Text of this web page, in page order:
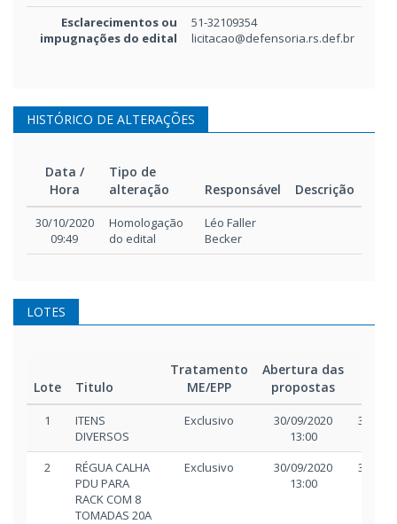
Esclarecimentos ou
impugnações do edital
51-32109354
licitacao@defensoria.rs.def.br
HISTÓRICO DE ALTERAÇÕES
Data /
Hora
Tipo de
alteração
Responsável
Descrição
Data /
Hora
Tipo de
alteração
Responsável
30/10/2020
09:49
Homologação
do edital
Léo Faller
Becker
LOTES
Lote Titulo
Tratamento
ME/EPP
Abertura das
propostas
1
ITENS
DIVERSOS
Exclusivo
30/09/2020
13:00
30/09/
2
RÉGUA CALHA
PDU PARA
RACK COM 8
TOMADAS 20A
Exclusivo
30/09/2020
13:00
30/09/